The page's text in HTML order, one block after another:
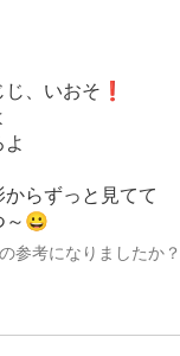
、いおそ❗
らずっと見てて
～😀
参考になりましたか？